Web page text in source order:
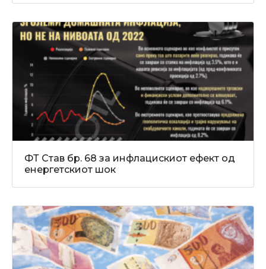
ФТ Став бр. 68 за инфлацискиот ефект од
енергетскиот шок